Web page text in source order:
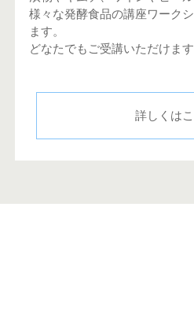
様々な発酵食品の講座ワーク
ます。
どなたでもご受講いただけます
詳しくは